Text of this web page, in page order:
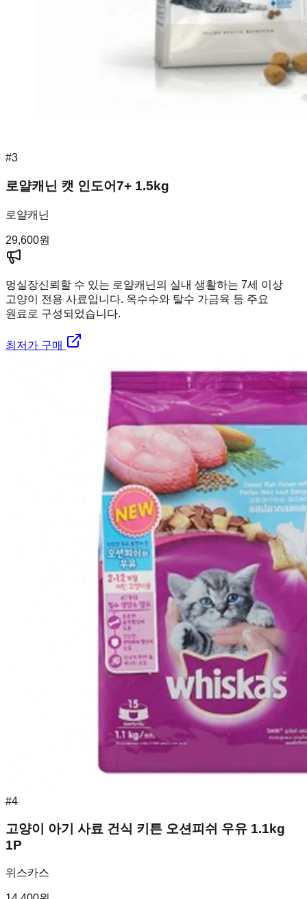
#3
로얄캐닌 캣 인도어7+ 1.5kg
로얄캐닌
29,600원
멍실장신뢰할 수 있는 로얄캐닌의 실내 생활하는 7세 이상
고양이 전용 사료입니다. 옥수수와 탈수 가금육 등 주요
원료로 구성되었습니다.
최저가 구매
#4
고양이 아기 사료 건식 키튼 오션피쉬 우유 1.1kg
1P
위스카스